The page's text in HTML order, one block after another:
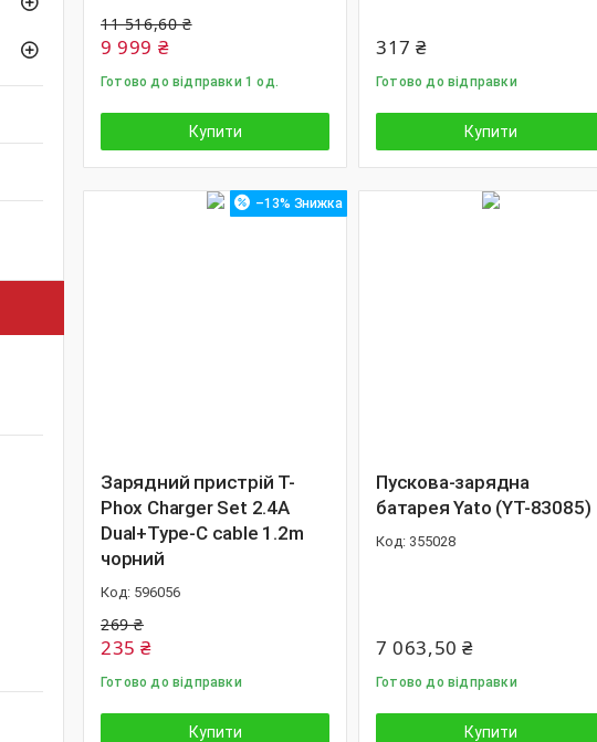
11 516,60 ₴
9 999 ₴
Готово до відправки 1 од.
Купити
317 ₴
Готово до відправки
Купити
–13%
Зарядний пристрій T-
Phox Charger Set 2.4A
Dual+Type-C cable 1.2m
чорний
596056
269 ₴
235 ₴
Готово до відправки
Купити
Пускова-зарядна
батарея Yato (YT-83085)
355028
7 063,50 ₴
Готово до відправки
Купити